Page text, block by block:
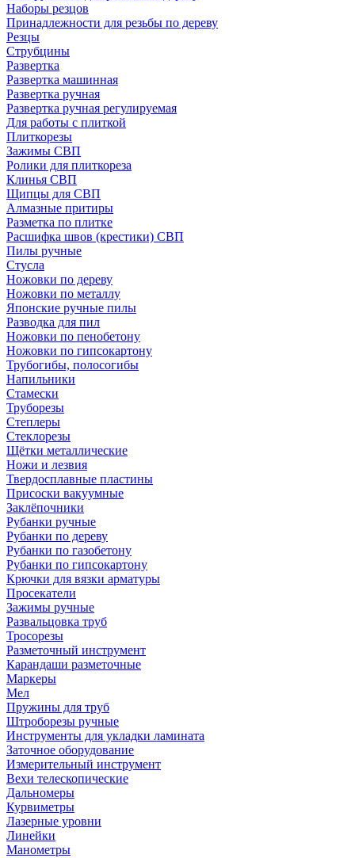
Наборы резцов
Принадлежности для резьбы по дереву
Резцы
Струбцины
Развертка
Развертка машинная
Развертка ручная
Развертка ручная регулируемая
Для работы с плиткой
Плиткорезы
Зажимы СВП
Ролики для плиткореза
Клинья СВП
Щипцы для СВП
Алмазные притиры
Разметка по плитке
Расшифка швов (крестики) СВП
Пилы ручные
Стусла
Ножовки по дереву
Ножовки по металлу
Японские ручные пилы
Разводка для пил
Ножовки по пенобетону
Ножовки по гипсокартону
Трубогибы, полосогибы
Напильники
Стамески
Труборезы
Степлеры
Стеклорезы
Щётки металлические
Ножи и лезвия
Твердосплавные пластины
Присоски вакуумные
Заклёпочники
Рубанки ручные
Рубанки по дереву
Рубанки по газобетону
Рубанки по гипсокартону
Крючки для вязки арматуры
Просекатели
Зажимы ручные
Развальцовка труб
Тросорезы
Разметочный инструмент
Карандаши разметочные
Маркеры
Мел
Пружины для труб
Штроборезы ручные
Инструменты для укладки ламината
Заточное оборудование
Измерительный инструмент
Вехи телескопические
Дальномеры
Курвиметры
Лазерные уровни
Линейки
Манометры